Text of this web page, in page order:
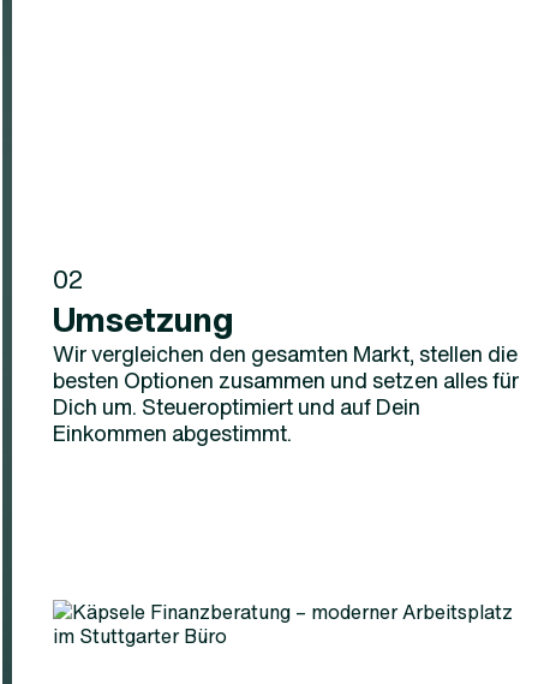
02
Umsetzung
Wir vergleichen den gesamten Markt, stellen die
besten Optionen zusammen und setzen alles für
Dich um. Steueroptimiert und auf Dein
Einkommen abgestimmt.